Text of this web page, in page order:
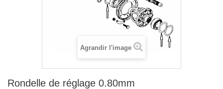
Agrandir l'image
Rondelle de réglage 0.80mm